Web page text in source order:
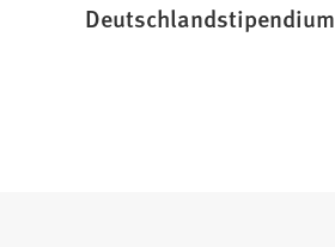
Deutschlandstipendium